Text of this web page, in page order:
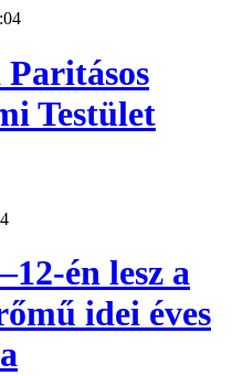
Testület
én lesz a
idei éves